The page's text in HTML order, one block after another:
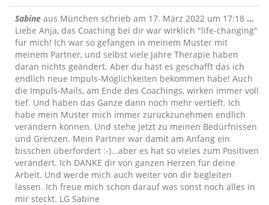
Sabine aus München schrieb am 17. März 2022 um 17:18
Liebe Anja, das Coaching bei dir war wirklich "life-changing"
für mich! Ich war so gefangen in meinem Muster mit
meinem Partner, und selbst viele Jahre Therapie haben
daran nichts geändert. Aber du hast es geschafft das ich
endlich neue Impuls-Möglichkeiten bekommen habe! Auch
die Impuls-Mails, am Ende des Coachings, wirken immer voll
tief. Und haben das Ganze dann noch mehr vertieft. Ich
habe mein Muster mich immer zurückzunehmen endlich
verändern können. Und stehe jetzt zu meinen Bedürfnissen
und Grenzen. Mein Partner war damit am Anfang ein
bisschen überfordert :-)...aber es hat so vieles zum Positiven
verändert. Ich DANKE dir von ganzen Herzen für deine
Arbeit. Und werde mich auch weiter von dir begleiten
lassen. Ich freue mich schon darauf was sonst noch alles in
mir steckt. LG Sabine
...